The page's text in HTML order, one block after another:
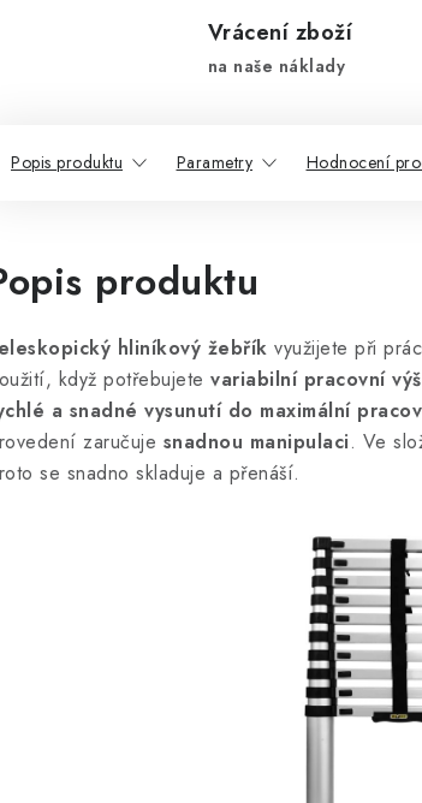
Vrácení zboží
na naše náklady
Popis produktu Parametry Hodnocení
produktu
hliníkový žebřík využijete při
když potřebujete variabilní pracovní
a snadné vysunutí do maximální
zaručuje snadnou manipulaci. Ve
se snadno skladuje a přenáší.